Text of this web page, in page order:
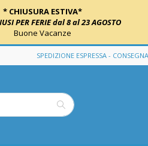
* CHIUSURA ESTIVA*
PER FERIE dal 8 al 23 AGOSTO
Buone Vacanze
SPEDIZIONE ESPRESSA -